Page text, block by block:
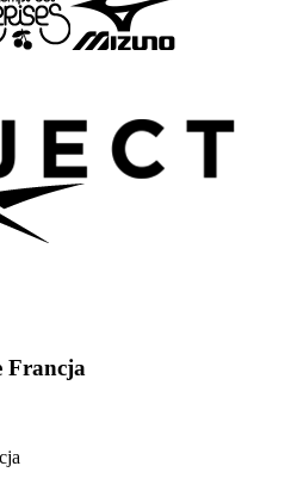
Francja